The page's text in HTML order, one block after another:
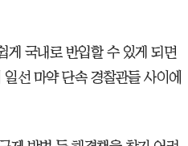
게 국내로 반입할 수 있게 되면
선 마약 단속 경찰관들 사이에